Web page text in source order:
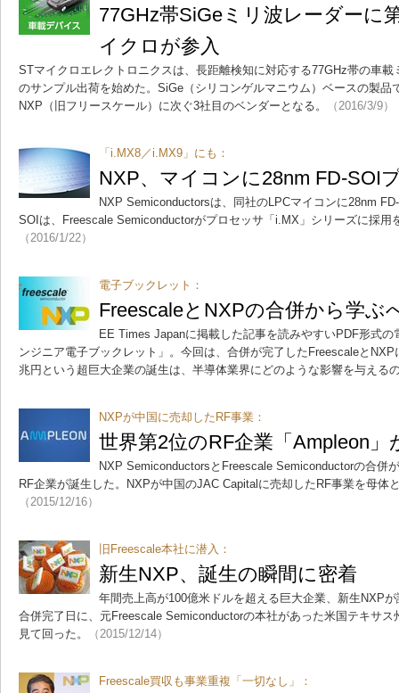
77GHz帯SiGeミリ波レーダーに
イクロが参入
STマイクロエレクトロニクスは、長距離検知に対応する77GHz帯の車
のサンプル出荷を始めた。SiGe（シリコンゲルマニウム）ベースの製品
NXP（旧フリースケール）に次ぐ3社目のベンダーとなる。
（2016/3/9）
「i.MX8／i.MX9」にも：
NXP、マイコンに28nm FD-SOI
NXP Semiconductorsは、同社のLPCマイコンに28nm
SOIは、Freescale Semiconductorがプロセッサ「i.MX」シリーズに採用
（2016/1/22）
電子ブックレット：
FreescaleとNXPの合併から学ぶ
EE Times Japanに掲載した記事を読みやすいPDF形式
ンジニア電子ブックレット」。今回は、合併が完了したFreescaleと
兆円という超巨大企業の誕生は、半導体業界にどのような影響を与える
NXPが中国に売却したRF事業：
世界第2位のRF企業「Ampleon」
NXP SemiconductorsとFreescale Semiconductorの合併
RF企業が誕生した。NXPが中国のJAC Capitalに売却したRF事業を母体
（2015/12/16）
旧Freescale本社に潜入：
新生NXP、誕生の瞬間に密着
年間売上高が100億米ドルを超える巨大企業、新生NXP
合併完了日に、元Freescale Semiconductorの本社があった米国テキサ
見て回った。
（2015/12/14）
Freescale買収も事業重複「一切なし」：